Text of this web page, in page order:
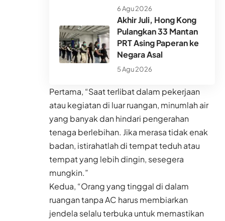
6 Agu 2026
Akhir Juli, Hong Kong
Pulangkan 33 Mantan
PRT Asing Paperan ke
Negara Asal
5 Agu 2026
Pertama, “Saat terlibat dalam pekerjaan
atau kegiatan di luar ruangan, minumlah air
yang banyak dan hindari pengerahan
tenaga berlebihan. Jika merasa tidak enak
badan, istirahatlah di tempat teduh atau
tempat yang lebih dingin, sesegera
mungkin.”
Kedua, “Orang yang tinggal di dalam
ruangan tanpa AC harus membiarkan
jendela selalu terbuka untuk memastikan